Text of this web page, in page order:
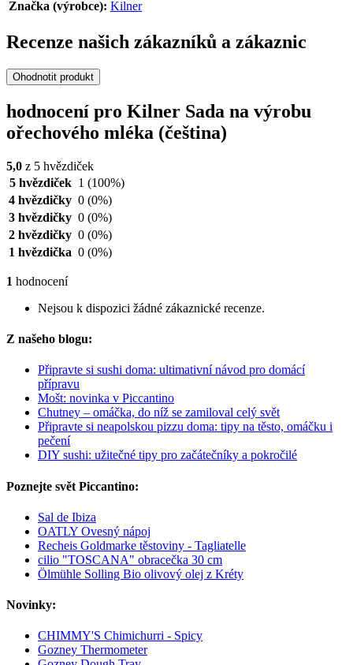
Značka (výrobce): Kilner
Recenze našich zákazníků a zákaznic
Ohodnotit produkt
hodnocení pro Kilner Sada na výrobu
ořechového mléka (čeština)
5,0 z 5 hvězdiček
5 hvězdiček 1 (100%)
4 hvězdičky 0 (0%)
3 hvězdičky 0 (0%)
2 hvězdičky 0 (0%)
1 hvězdička 0 (0%)
1 hodnocení
Nejsou k dispozici žádné zákaznické recenze.
Z našeho blogu:
Připravte si sushi doma: ultimativní návod pro domácí
přípravu
Mošt: novinka v Piccantino
Chutney – omáčka, do níž se zamiloval celý svět
Připravte si neapolskou pizzu doma: tipy na těsto, omáčku i
pečení
DIY sushi: užitečné tipy pro začátečníky a pokročilé
Poznejte svět Piccantino:
Sal de Ibiza
OATLY Ovesný nápoj
Recheis Goldmarke těstoviny - Tagliatelle
cilio "TOSCANA" obracečka 30 cm
Ölmühle Solling Bio olivový olej z Kréty
Novinky:
CHIMMY'S Chimichurri - Spicy
Gozney Thermometer